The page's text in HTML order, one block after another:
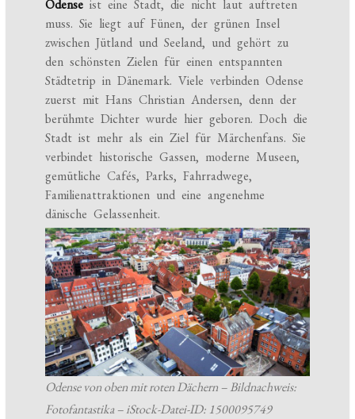
Odense ist eine Stadt, die nicht laut auftreten
muss. Sie liegt auf Fünen, der grünen Insel
zwischen Jütland und Seeland, und gehört zu
den schönsten Zielen für einen entspannten
Städtetrip in Dänemark. Viele verbinden Odense
zuerst mit Hans Christian Andersen, denn der
berühmte Dichter wurde hier geboren. Doch die
Stadt ist mehr als ein Ziel für Märchenfans. Sie
verbindet historische Gassen, moderne Museen,
gemütliche Cafés, Parks, Fahrradwege,
Familienattraktionen und eine angenehme
dänische Gelassenheit.
Odense von oben mit roten Dächern – Bildnachweis:
Fotofantastika – iStock-Datei-ID: 1500095749